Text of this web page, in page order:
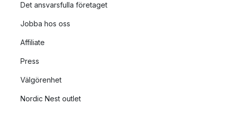
Det ansvarsfulla företaget
Jobba hos oss
Affiliate
Press
Välgörenhet
Nordic Nest outlet